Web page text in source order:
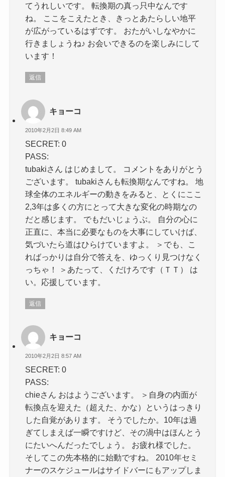
てうれしいです。 転換期の真っ只中なんです
ね。 ここをこえたとき、きっとあたらしい地平
が広がっているはずです。 おたがいしなやかに
行きましょうね♪ お会いできるのを楽しみにして
います！
返信
キョーコ
2010年2月2日 8:49 AM
SECRET: 0
PASS:
tubakiさん はじめまして。 コメントをありがとう
ございます。 tubakiさんも転換期なんですね。 地
球全体のエネルギーの動きをみると、とくにここ
2,3年は多くの方にとって大きな変化の時期なの
だと感じます。 でもだいじょうぶ。 自分の心に
正直に、本当に必要なものを大事にしていけば、
気づいたら道はひらけていますよ。 ＞でも、こ
ればっかりは自分で答えを、ゆっくり見つけなく
っちゃ！ ＞あたって、くだけろです（ＴＴ） は
い。応援しています。
返信
キョーコ
2010年2月2日 8:57 AM
SECRET: 0
PASS:
chieさん おはようございます。 ＞自身の内面が
転換点を迎えた（超えた、かな）というはっきり
した自覚があります。 そうでしたか。10年は過
ぎてしまえば一瞬ですけど、その渦中はほんとう
にたいへんだったでしょう。 お疲れ様でした。
そしてこの先本格的に始動ですね。 2010年セミ
ナーのスケジュールはサイドバーにもアップしま